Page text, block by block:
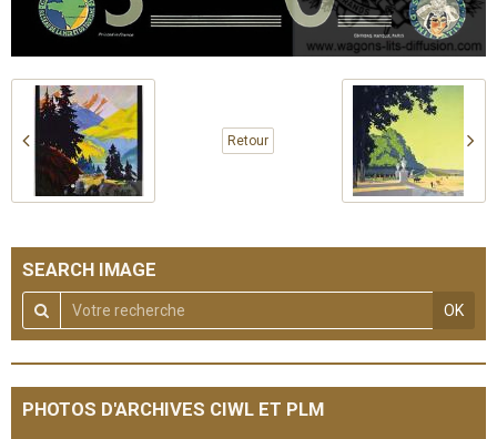
Retour
SEARCH IMAGE
OK
PHOTOS D'ARCHIVES CIWL ET PLM